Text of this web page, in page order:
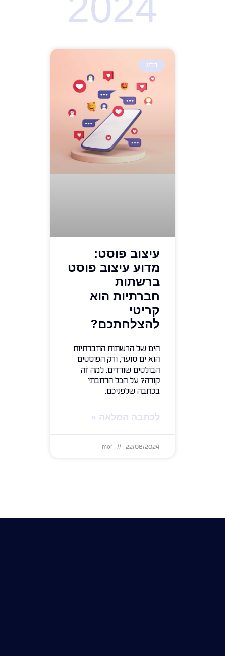
בלוג
עיצוב פוסט:
מדוע עיצוב פוסט
ברשתות
חברתיות הוא
קריטי
להצלחתכם?
הים של הרשתות החברתיות
הוא ים סוער, ורק הפוסטים
הבולטים שורדים. למה זה
קורה? על הכל הרחבתי
בכתבה שלפניכם.
לכתבה המלאה »
mor 22/08/2024